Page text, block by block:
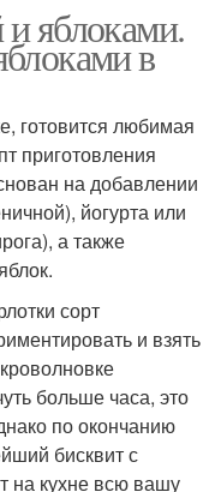
яблоками.
в
готовится любимая
приготовления
на добавлении
йогурта или
а также
сорт
и взять
больше часа, это
по окончанию
бисквит с
на кухне всю вашу